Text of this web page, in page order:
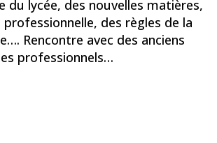
du lycée, des nouvelles matières,
professionnelle, des règles de la
Rencontre avec des anciens
professionnels…